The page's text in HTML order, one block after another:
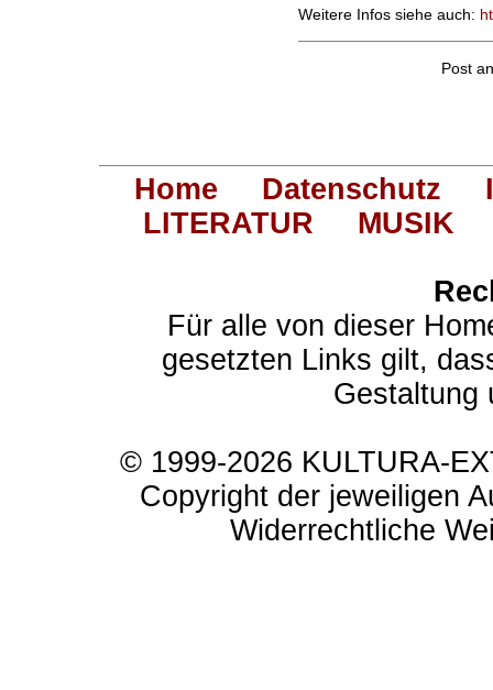
Weitere Infos siehe auch:
Post
Home Datenschutz
LITERATUR
MUSIK
Für alle von dieser
gesetzten Links gilt,
Gestaltung
© 1999-2026 KULTURA-
Copyright der jeweiligen
Widerrechtliche